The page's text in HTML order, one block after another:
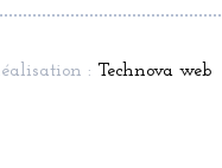
: Technova web